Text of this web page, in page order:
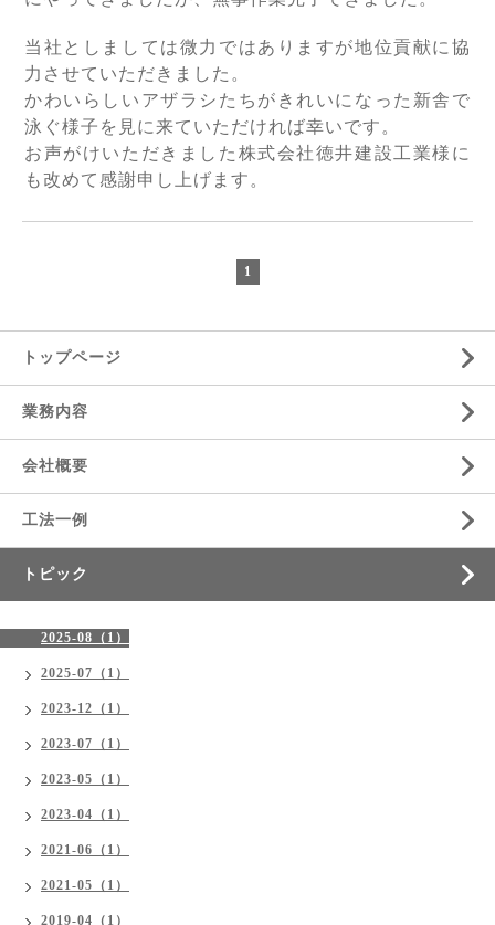
当社としましては微力ではありますが地位貢献に協
力させていただきました。
かわいらしいアザラシたちがきれいになった新舎で
泳ぐ様子を見に来ていただければ幸いです。
お声がけいただきました株式会社徳井建設工業様に
も改めて感謝申し上げます。
1
トップページ
業務内容
会社概要
工法一例
トピック
2025-08（1）
2025-07（1）
2023-12（1）
2023-07（1）
2023-05（1）
2023-04（1）
2021-06（1）
2021-05（1）
2019-04（1）